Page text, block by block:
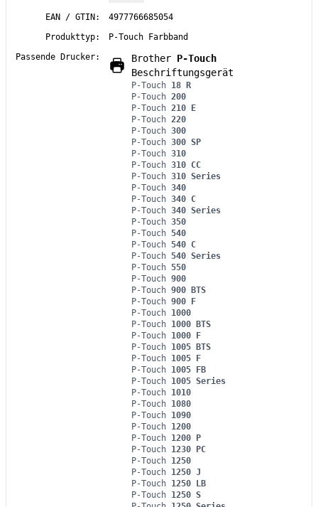
EAN / GTIN:
4977766685054
Produkttyp:
P-Touch Farbband
Passende Drucker:
Brother P-Touch
Beschriftungsgerät
P-Touch 18 R
P-Touch 200
P-Touch 210 E
P-Touch 220
P-Touch 300
P-Touch 300 SP
P-Touch 310
P-Touch 310 CC
P-Touch 310 Series
P-Touch 340
P-Touch 340 C
P-Touch 340 Series
P-Touch 350
P-Touch 540
P-Touch 540 C
P-Touch 540 Series
P-Touch 550
P-Touch 900
P-Touch 900 BTS
P-Touch 900 F
P-Touch 1000
P-Touch 1000 BTS
P-Touch 1000 F
P-Touch 1005 BTS
P-Touch 1005 F
P-Touch 1005 FB
P-Touch 1005 Series
P-Touch 1010
P-Touch 1080
P-Touch 1090
P-Touch 1200
P-Touch 1200 P
P-Touch 1230 PC
P-Touch 1250
P-Touch 1250 J
P-Touch 1250 LB
P-Touch 1250 S